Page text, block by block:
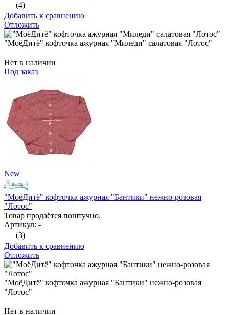
(4)
Добавить к сравнению
Отложить
"МоёДитё" кофточка ажурная "Миледи" салатовая "Лотос"
Нет в наличии
Под заказ
New
"МоёДитё" кофточка ажурная "Бантики" нежно-розовая
"Лотос"
Товар продаётся поштучно.
Артикул: -
(3)
Добавить к сравнению
Отложить
"МоёДитё" кофточка ажурная "Бантики" нежно-розовая
"Лотос"
Нет в наличии